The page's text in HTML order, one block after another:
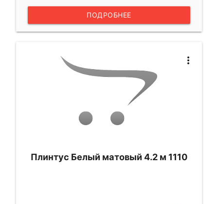
ПОДРОБНЕЕ
more_vert
Плинтус Белый матовый 4.2 м 1110